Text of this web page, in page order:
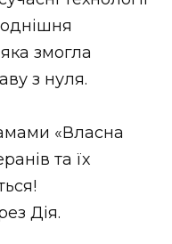
змогла
з нуля.
«Власна
та їх
Дія.